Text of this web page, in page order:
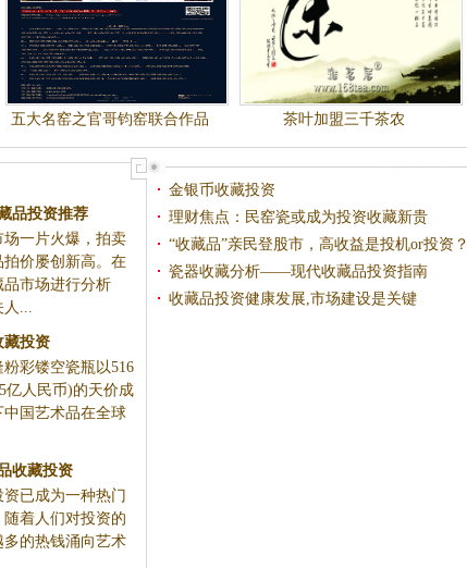
五大名窑之官哥钧窑联合作品
专场拍卖会预展
茶叶加盟三千茶农
品投资推荐
场一片火爆，拍卖
价屡创新高。在
品市场进行分析
人...
藏投资
粉彩镂空瓷瓶以516
亿人民币)的天价成
国艺术品在全球
收藏投资
已成为一种热门
随着人们对投资的
的热钱涌向艺术
金银币收藏投资
理财焦点：民窑瓷或成为投资收藏新贵
“收藏品”亲民登股市，高收益是投机or投资？
瓷器收藏分析——现代收藏品投资指南
收藏品投资健康发展,市场建设是关键